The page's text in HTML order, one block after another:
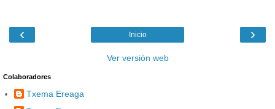
‹ ›
Inicio
Ver versión web
Colaboradores
Txema Ereaga